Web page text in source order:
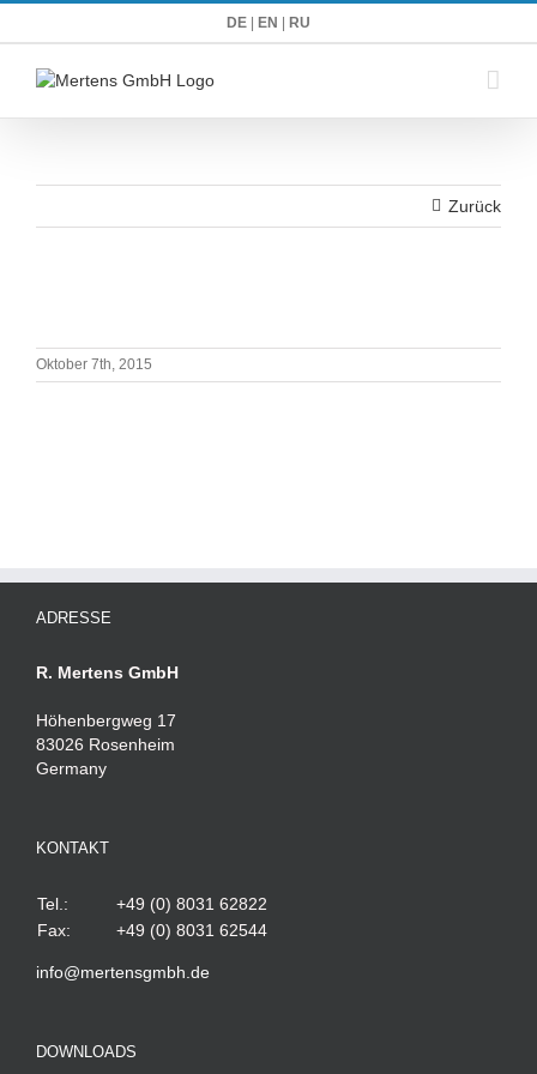
DE EN RU
Zurück
Oktober 7th, 2015
ADRESSE
R. Mertens GmbH
Höhenbergweg 17
83026 Rosenheim
Germany
KONTAKT
Tel.:
+49 (0) 8031 62822
Fax:
+49 (0) 8031 62544
info@mertensgmbh.de
DOWNLOADS